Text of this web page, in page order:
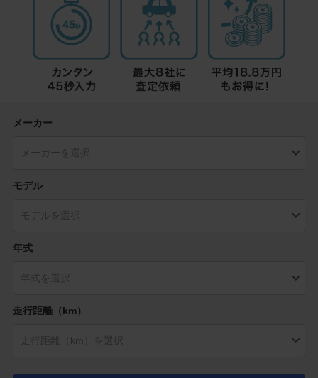
メーカー
モデル
年式
走行距離（km）